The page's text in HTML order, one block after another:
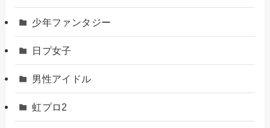
少年ファンタジー
日プ女子
男性アイドル
虹プロ2